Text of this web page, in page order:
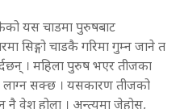
यस चाडमा पुरुषबाट
सिङ्गो चाडकै गरिमा गुम्न जाने त
। महिला पुरुष भएर तीजका
लाग्न सक्छ । यसकारण तीजको